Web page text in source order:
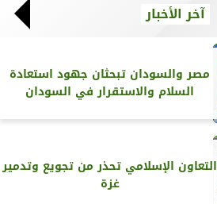
آخر الأخبار
مصر والسودان تبحثان جهود استعادة
السلام والاستقرار في السودان
التعاون الإسلامي تحذر من تجويع وتدمير
غزة